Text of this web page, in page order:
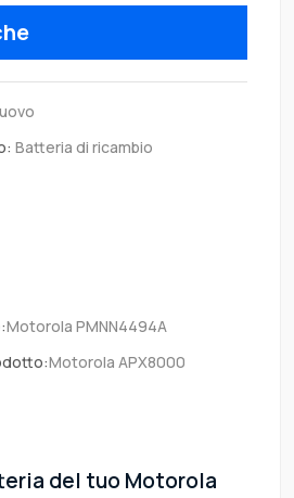
Batteria di ricambio
Motorola PMNN4494A
Motorola APX8000
del tuo Motorola